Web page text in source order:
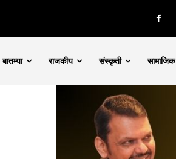
बातम्या राजकीय संस्कृती सामाजिक